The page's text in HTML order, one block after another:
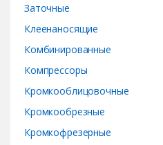
Заточные
Клеенаносящие
Комбинированные
Компрессоры
Кромкооблицовочные
Кромкообрезные
Кромкофрезерные